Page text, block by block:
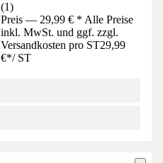
(1)
Preis — 29,99 € * Alle Preise
inkl. MwSt. und ggf. zzgl.
Versandkosten pro ST29,99
€*/ ST